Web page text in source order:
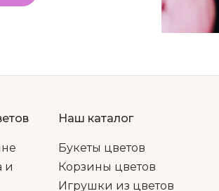
и
Наш каталог
Букеты цветов
Корзины цветов
Игрушки из цветов